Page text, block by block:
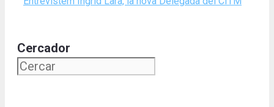
Cercador